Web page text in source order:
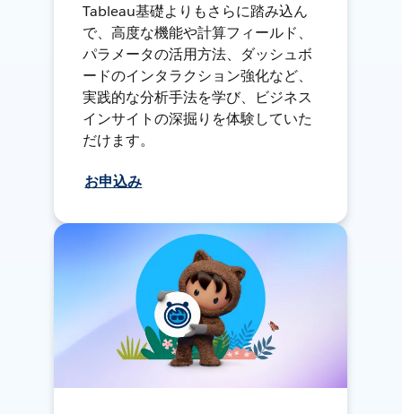
Tableau基礎よりもさらに踏み込ん
で、高度な機能や計算フィールド、
パラメータの活用方法、ダッシュボ
ードのインタラクション強化など、
実践的な分析手法を学び、ビジネス
インサイトの深掘りを体験していた
だけます。
お申込み